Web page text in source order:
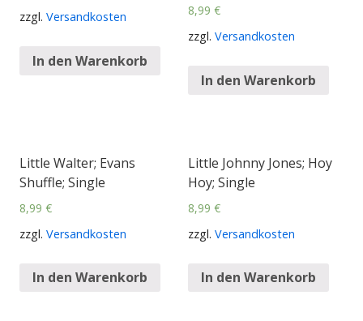
zzgl. Versandkosten
In den Warenkorb
8,99 €
zzgl. Versandkosten
In den Warenkorb
Little Walter; Evans
Shuffle; Single
8,99 €
zzgl. Versandkosten
In den Warenkorb
Little Johnny Jones; Hoy
Hoy; Single
8,99 €
zzgl. Versandkosten
In den Warenkorb